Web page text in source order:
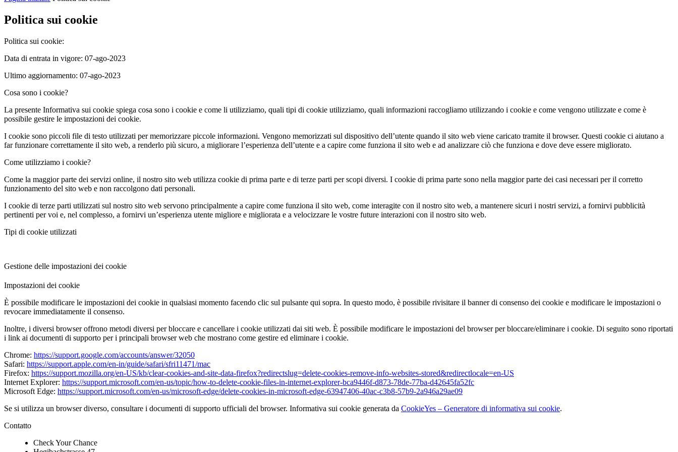
Politica sui cookie
Politica sui cookie:
Data di entrata in vigore: 07-ago-2023
Ultimo aggiornamento: 07-ago-2023
Cosa sono i cookie?
La presente Informativa sui cookie spiega cosa sono i cookie e come li utilizziamo, quali tipi di cookie utilizziamo, quali informazioni raccogliamo utilizzando i cookie e come vengono utilizzate e come è
possibile gestire le impostazioni dei cookie.
I cookie sono piccoli file di testo utilizzati per memorizzare piccole informazioni. Vengono memorizzati sul dispositivo dell’utente quando il sito web viene caricato tramite il browser. Questi cookie ci aiutano a
far funzionare correttamente il sito web, a renderlo più sicuro, a migliorare l’esperienza dell’utente e a capire come funziona il sito web e ad analizzare ciò che funziona e dove deve essere migliorato.
Come utilizziamo i cookie?
Come la maggior parte dei servizi online, il nostro sito web utilizza cookie di prima parte e di terze parti per scopi diversi. I cookie di prima parte sono nella maggior parte dei casi necessari per il corretto
funzionamento del sito web e non raccolgono dati personali.
I cookie di terze parti utilizzati sul nostro sito web servono principalmente a capire come funziona il sito web, come interagite con il nostro sito web, a mantenere sicuri i nostri servizi, a fornirvi pubblicità
pertinenti per voi e, nel complesso, a fornirvi un’esperienza utente migliore e migliorata e a velocizzare le vostre future interazioni con il nostro sito web.
Tipi di cookie utilizzati
Gestione delle impostazioni dei cookie
Impostazioni dei cookie
È possibile modificare le impostazioni dei cookie in qualsiasi momento facendo clic sul pulsante qui sopra. In questo modo, è possibile rivisitare il banner di consenso dei cookie e modificare le impostazioni o
revocare immediatamente il consenso.
Inoltre, i diversi browser offrono metodi diversi per bloccare e cancellare i cookie utilizzati dai siti web. È possibile modificare le impostazioni del browser per bloccare/eliminare i cookie. Di seguito sono riportati
i link ai documenti di supporto per i principali browser web che mostrano come gestire ed eliminare i cookie.
Chrome: https://support.google.com/accounts/answer/32050
Safari: https://support.apple.com/en-in/guide/safari/sfri11471/mac
Firefox: https://support.mozilla.org/en-US/kb/clear-cookies-and-site-data-firefox?redirectslug=delete-cookies-remove-info-websites-stored&redirectlocale=en-US
Internet Explorer: https://support.microsoft.com/en-us/topic/how-to-delete-cookie-files-in-internet-explorer-bca9446f-d873-78de-77ba-d42645fa52fc
Microsoft Edge: https://support.microsoft.com/en-us/microsoft-edge/delete-cookies-in-microsoft-edge-63947406-40ac-c3b8-57b9-2a946a29ae09
Se si utilizza un browser diverso, consultare i documenti di supporto ufficiali del browser. Informativa sui cookie generata da CookieYes – Generatore di informativa sui cookie.
Contatto
Check Your Chance